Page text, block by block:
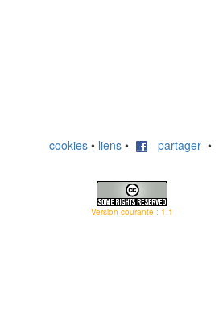
cookies • liens • partager •
Version courante : 1.1